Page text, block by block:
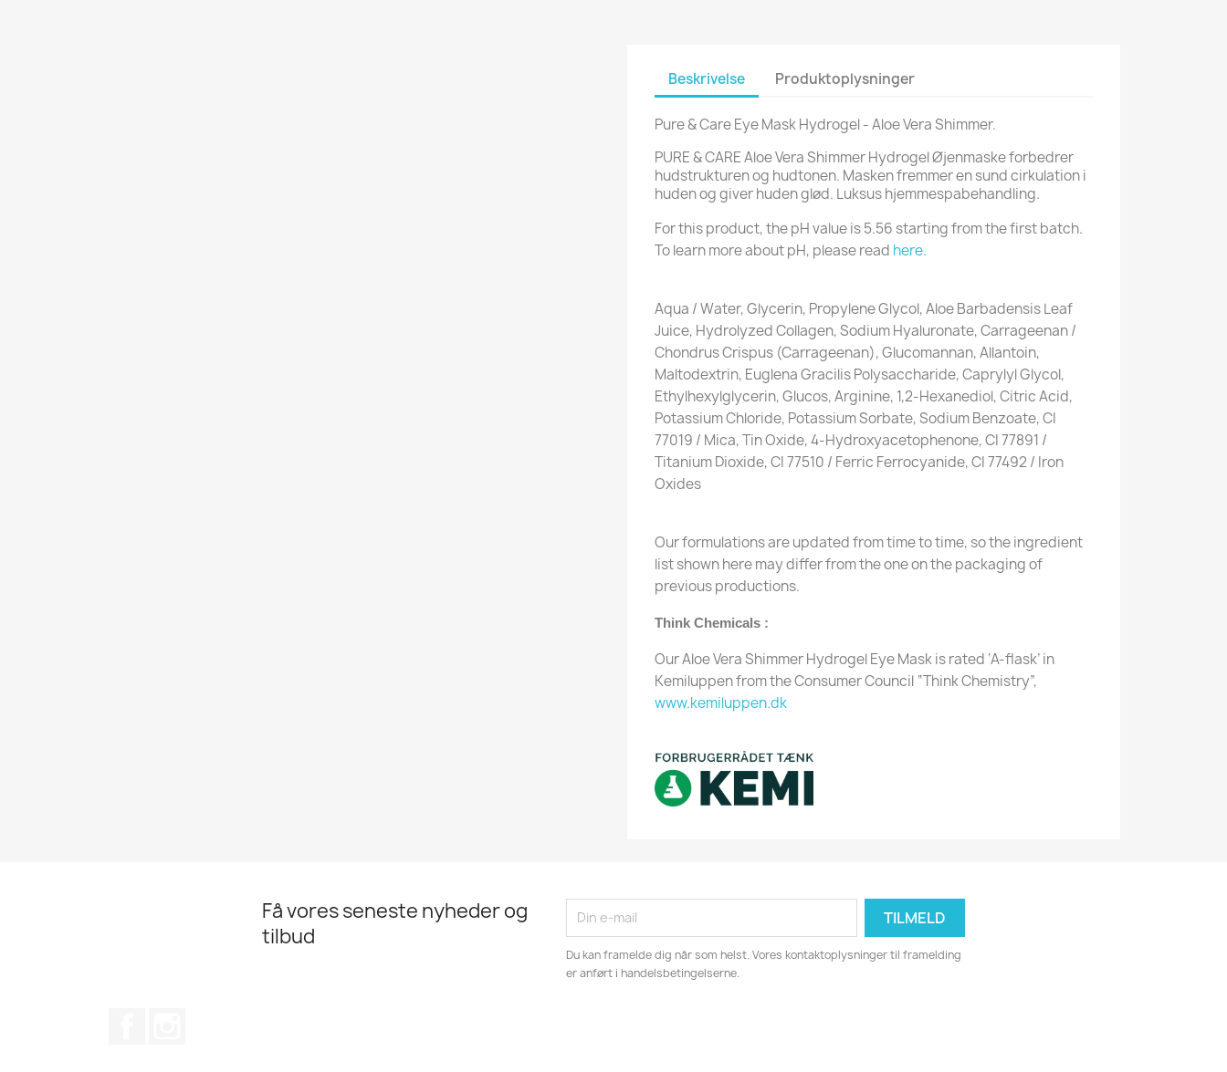
Beskrivelse Produktoplysninger
Pure & Care Eye Mask Hydrogel - Aloe Vera Shimmer.
PURE & CARE Aloe Vera Shimmer Hydrogel Øjenmaske forbedrer
hudstrukturen og hudtonen. Masken fremmer en sund cirkulation i
huden og giver huden glød. Luksus hjemmespabehandling.
For this product, the pH value is 5.56 starting from the first batch.
To learn more about pH, please read here.
Aqua / Water, Glycerin, Propylene Glycol, Aloe Barbadensis Leaf
Juice, Hydrolyzed Collagen, Sodium Hyaluronate, Carrageenan /
Chondrus Crispus (Carrageenan), Glucomannan, Allantoin,
Maltodextrin, Euglena Gracilis Polysaccharide, Caprylyl Glycol,
Ethylhexylglycerin, Glucos, Arginine, 1,2-Hexanediol, Citric Acid,
Potassium Chloride, Potassium Sorbate, Sodium Benzoate, CI
77019 / Mica, Tin Oxide, 4-Hydroxyacetophenone, CI 77891 /
Titanium Dioxide, CI 77510 / Ferric Ferrocyanide, CI 77492 / Iron
Oxides
Our formulations are updated from time to time, so the ingredient
list shown here may differ from the one on the packaging of
previous productions.
Think Chemicals :
Our Aloe Vera Shimmer Hydrogel Eye Mask is rated ‘A-flask’ in
Kemiluppen from the Consumer Council “Think Chemistry”,
www.kemiluppen.dk
Få vores seneste nyheder og
tilbud
Du kan framelde dig når som helst. Vores kontaktoplysninger til framelding
er anført i handelsbetingelserne.